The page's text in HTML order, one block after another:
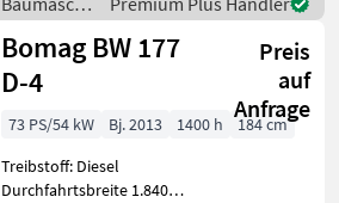
einem guten Zustand.
BAUMASCHI
/ Bomag
Bomag BW 177
D-4
Preis
auf
Anfrage
73 PS/54 kW Bj. 2013 1400 h
184 cm
Treibstoff: Diesel
Durchfahrtsbreite 1.840